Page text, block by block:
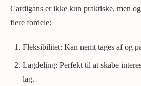
Cardigans er ikke kun praktiske, men
flere fordele:
Fleksibilitet: Kan nemt tages af og
Lagdeling: Perfekt til at skabe
lag.